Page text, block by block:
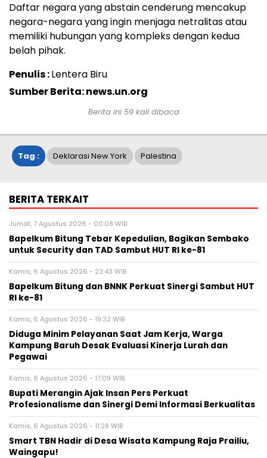
Daftar negara yang abstain cenderung mencakup
negara-negara yang ingin menjaga netralitas atau
memiliki hubungan yang kompleks dengan kedua
belah pihak.
Penulis :Lentera Biru
Sumber Berita: news.un.org
Berita ini 59kali dibaca
Tag : Deklarasi New York Palestina
BERITA TERKAIT
Jumat, 7 Agustus 2026 - 00:08 WIB
Bapelkum Bitung Tebar Kepedulian, Bagikan Sembako
untuk Security dan TAD Sambut HUT RI ke-81
Kamis, 6 Agustus 2026 - 23:43 WIB
Bapelkum Bitung dan BNNK Perkuat Sinergi Sambut HUT
RI ke-81
Kamis, 6 Agustus 2026 - 19:32 WIB
Diduga Minim Pelayanan Saat Jam Kerja, Warga
Kampung Baruh Desak Evaluasi Kinerja Lurah dan
Pegawai
Kamis, 6 Agustus 2026 - 17:09 WIB
Bupati Merangin Ajak Insan Pers Perkuat
Profesionalisme dan Sinergi Demi Informasi Berkualitas
Kamis, 6 Agustus 2026 - 11:28 WIB
Smart TBN Hadir di Desa Wisata Kampung Raja Prailiu,
Waingapu!